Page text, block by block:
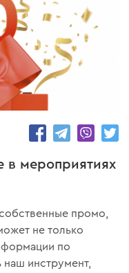
в мероприятиях
промо,
не только
по
наш инструмент,